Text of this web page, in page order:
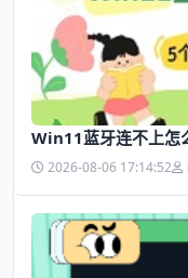
Win11蓝牙连不上怎
2026-08-06 17:14:52